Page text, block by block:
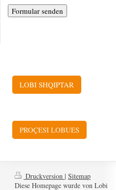
LOBI SHQIPTAR
PROÇESI LOBUES
Druckversion | Sitemap
Diese Homepage wurde von Lobi